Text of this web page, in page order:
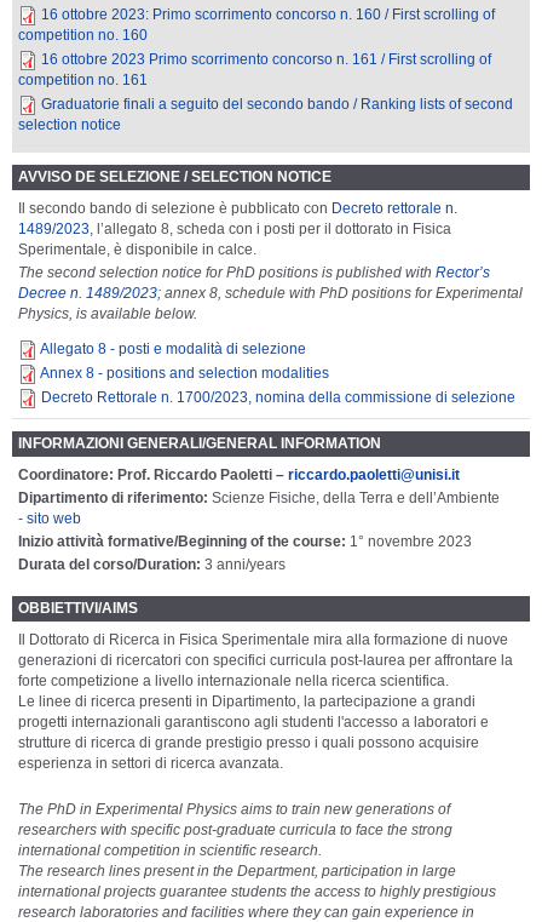
16 ottobre 2023: Primo scorrimento concorso n. 160 / First scrolling of
competition no. 160
16 ottobre 2023 Primo scorrimento concorso n. 161 / First scrolling of
competition no. 161
Graduatorie finali a seguito del secondo bando / Ranking lists of second
selection notice
AVVISO DE SELEZIONE / SELECTION NOTICE
Il secondo bando di selezione è pubblicato con Decreto rettorale n.
1489/2023 , l’allegato 8, scheda con i posti per il dottorato in Fisica
Sperimentale, è disponibile in calce.
The second selection notice for PhD positions is published with Rector’s
Decree n. 1489/2023; annex 8, schedule with PhD positions for Experimental
Physics, is available below.
Allegato 8 - posti e modalità di selezione
Annex 8 - positions and selection modalities
Decreto Rettorale n. 1700/2023, nomina della commissione di selezione
INFORMAZIONI GENERALI/GENERAL INFORMATION
Coordinatore: Prof. Riccardo Paoletti – riccardo.paoletti@unisi.it
Dipartimento di riferimento: Scienze Fisiche, della Terra e dell’Ambiente
- sito web
Inizio attività formative/Beginning of the course: 1° novembre 2023
Durata del corso/Duration: 3 anni/years
OBBIETTIVI/AIMS
Il Dottorato di Ricerca in Fisica Sperimentale mira alla formazione di nuove
generazioni di ricercatori con specifici curricula post-laurea per affrontare la
forte competizione a livello internazionale nella ricerca scientifica.
Le linee di ricerca presenti in Dipartimento, la partecipazione a grandi
progetti internazionali garantiscono agli studenti l'accesso a laboratori e
strutture di ricerca di grande prestigio presso i quali possono acquisire
esperienza in settori di ricerca avanzata.
The PhD in Experimental Physics aims to train new generations of
researchers with specific post-graduate curricula to face the strong
international competition in scientific research.
The research lines present in the Department, participation in large
international projects guarantee students the access to highly prestigious
research laboratories and facilities where they can gain experience in